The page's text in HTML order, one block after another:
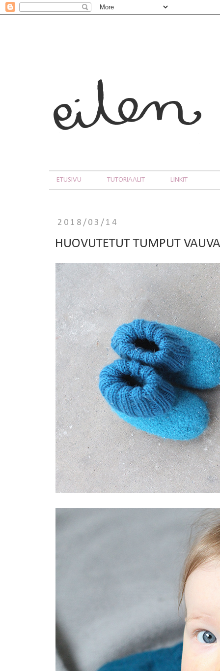
ETUSIVU TUTORIAALIT LINKIT
2018/03/14
HUOVUTETUT TUMPUT